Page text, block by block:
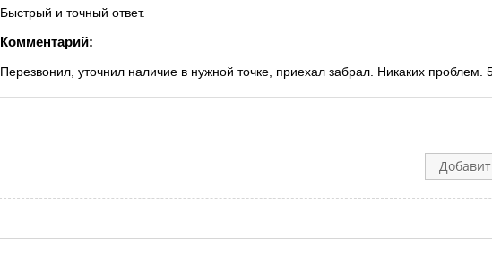
Быстрый и точный ответ.
Комментарий:
Перезвонил, уточнил наличие в нужной точке, приехал забрал. Никаких проблем.